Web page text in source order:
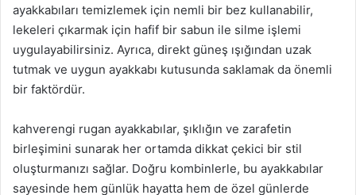
ayakkabıları temizlemek için nemli bir bez kullanabilir,
lekeleri çıkarmak için hafif bir sabun ile silme işlemi
uygulayabilirsiniz. Ayrıca, direkt güneş ışığından uzak
tutmak ve uygun ayakkabı kutusunda saklamak da önemli
bir faktördür.
kahverengi rugan ayakkabılar, şıklığın ve zarafetin
birleşimini sunarak her ortamda dikkat çekici bir stil
oluşturmanızı sağlar. Doğru kombinlerle, bu ayakkabılar
sayesinde hem günlük hayatta hem de özel günlerde